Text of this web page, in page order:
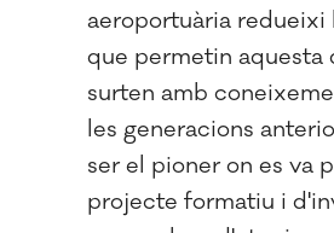
aeroportuària redueixi
que permetin aquesta
surten amb
les generacions
ser el pioner on es va
projecte formatiu i